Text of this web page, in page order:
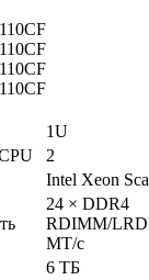
1U
2
Intel Xeon
24 × DDR4
RDIMM/
МТ/с
6 ТБ